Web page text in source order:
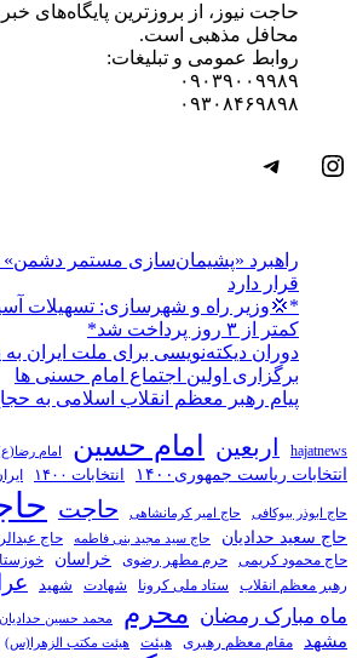
حاجت نیوز، از بروزترین پایگاه‌های
محافل مذهبی است.
روابط عمومی و تبلیغات:
۰۹۰۳۹۰۰۹۹۸۹
۰۹۳۰۸۴۶۹۸۹۸
اینستاگرم
تلگرام
راهبرد «پشیمان‌سازی مستمر دشمن»
قرار دارد
*💢وزیر راه و شهرسازی: تسهیلات
کمتر از ۳ روز پرداخت شد*
دوران دیکته‌نویسی برای ملت ایران
برگزاری اولین اجتماع امام حسنی ها
پیام رهبر معظم انقلاب اسلامی به
hajatnews اربعین امام حسین امام
انتخابات ریاست جمهوری۱۴۰۰ انتخابات ۱۴۰۰
حاج ابوذر بیوکافی حاج امیر کرمانشاهی حاجت
حاج سعید حدادیان حاج سید مجید بنی فاطمه
حاج
حاج محمود کریمی
حرم مطهر رضوی خراسان
رهبر معظم انقلاب ستاد ملی کرونا شهادت شهید
ماه مبارک رمضان محرم محمد حسین حدادیان
مشهد مقام معظم رهبری هیئت هیئت مکتب الزهرا(س)